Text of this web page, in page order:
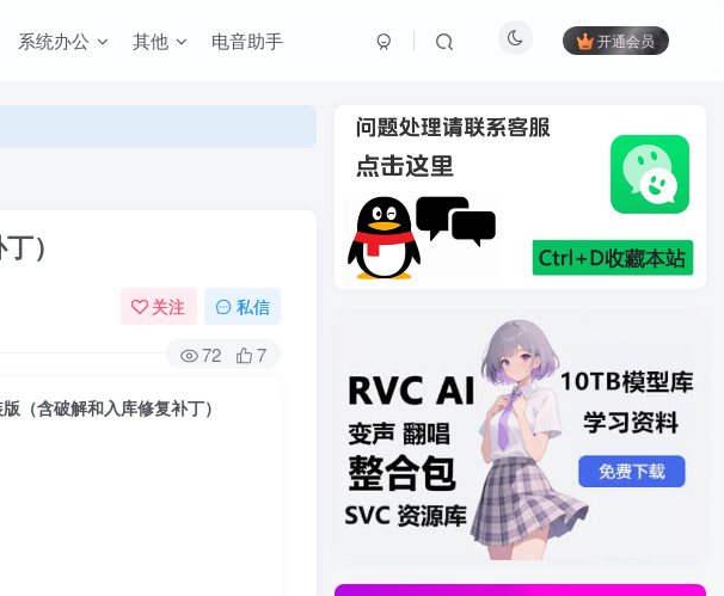
系统办公 其他 电音助手 开通会员
）
关注 私信
72 7
含破解和入库修复补丁）